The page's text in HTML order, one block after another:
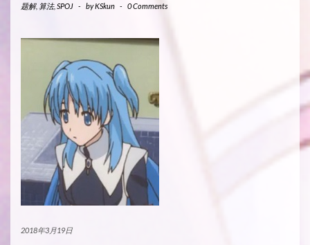
题解, 算法, SPOJ - byKSkun - 0 Comments
2018年3月19日